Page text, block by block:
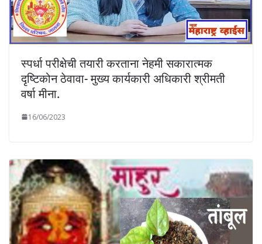
स्पर्धा परीक्षेची तयारी करताना नेहमी सकारात्मक
दृष्टिकोन ठेवावा- मुख्य कार्यकारी अधिकारी श्रीमती
वर्षा मीना.
16/06/2023